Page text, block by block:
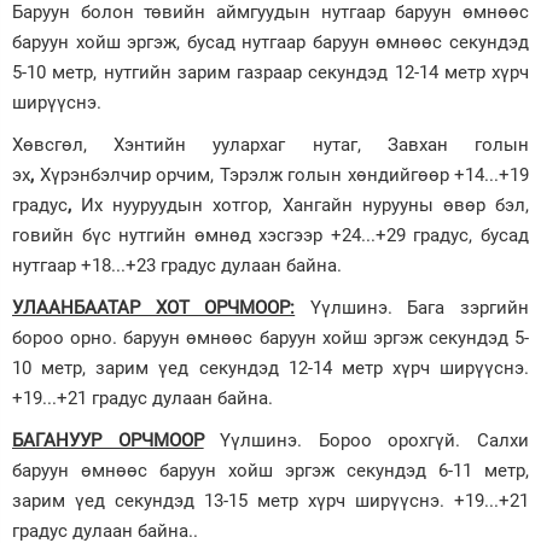
Баруун болон төвийн аймгуудын нутгаар баруун өмнөөс
баруун хойш эргэж, бусад нутгаар баруун өмнөөс секундэд
5-10 метр, нутгийн зарим газраар секундэд 12-14 метр хүрч
ширүүснэ.
Хөвсгөл, Хэнтийн уулархаг нутаг, Завхан голын
эх, Хүрэнбэлчир орчим, Тэрэлж голын хөндийгөөр +14...+19
градус, Их нууруудын хотгор, Хангайн нурууны өвөр бэл,
говийн бүс нутгийн өмнөд хэсгээр +24...+29 градус, бусад
нутгаар +18...+23 градус дулаан байна.
УЛААНБААТАР ХОТ ОРЧМООР: Үүлшинэ. Бага зэргийн
бороо орно. баруун өмнөөс баруун хойш эргэж секундэд 5-
10 метр, зарим үед секундэд 12-14 метр хүрч ширүүснэ.
+19...+21 градус дулаан байна.
БАГАНУУР ОРЧМООРҮүлшинэ. Бороо орохгүй. Салхи
баруун өмнөөс баруун хойш эргэж секундэд 6-11 метр,
зарим үед секундэд 13-15 метр хүрч ширүүснэ. +19...+21
градус дулаан байна..